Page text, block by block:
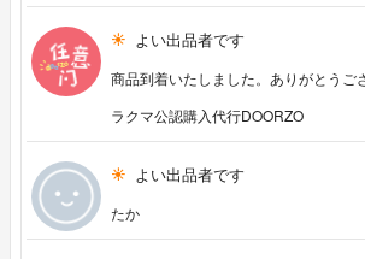
よい出品者です
商品到着いたしました。ありがとう
ラクマ公認購入代行DOORZO
よい出品者です
たか